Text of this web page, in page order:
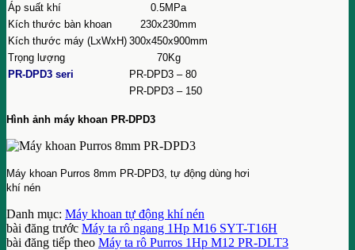
Áp suất khí
0.5MPa
Kích thước bàn khoan
230x230mm
Kích thước máy (LxWxH) 300x450x900mm
Trọng lượng
70Kg
PR-DPD3 seri
PR-DPD3 – 80
PR-DPD3 – 150
Hình ảnh máy khoan PR-DPD3
Máy khoan Purros 8mm PR-DPD3, tự động dùng hơi
khí nén
Danh mục: Máy khoan tự động khí nén
bài đăng trước Máy ta rô ngang 1Hp M16 SYT-T16H
bài đăng tiếp theo Máy ta rô Purros 1Hp M12 PR-DLT3